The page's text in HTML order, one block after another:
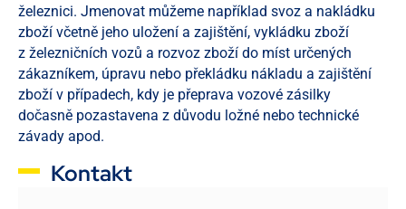
železnici. Jmenovat můžeme například svoz a nakládku
zboží včetně jeho uložení a zajištění, vykládku zboží
z železničních vozů a rozvoz zboží do míst určených
zákazníkem, úpravu nebo překládku nákladu a zajištění
zboží v případech, kdy je přeprava vozové zásilky
dočasně pozastavena z důvodu ložné nebo technické
závady apod.
Kontakt